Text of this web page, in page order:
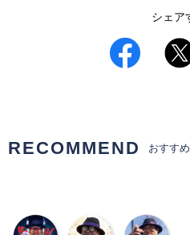
シェア
RECOMMEND おすす